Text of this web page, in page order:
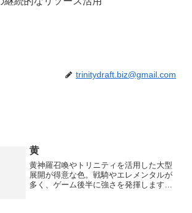
trinitydraft.biz@gmail.com
黄
黄神羅召喚やトリニティを活用した大型
展開が得意な色。戦騎やエレメンタルが
多く、ゲーム後半に強さを発揮します。